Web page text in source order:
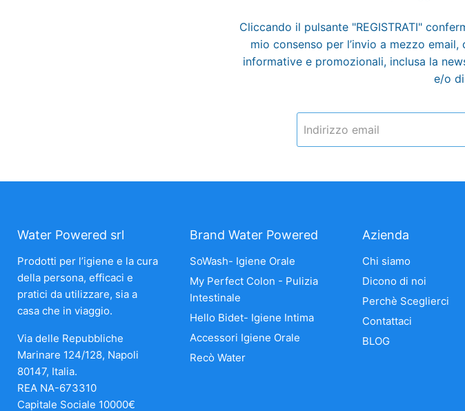
Cliccando il pulsante "REGISTRATI"
mio consenso per l’invio a mezzo
informative e promozionali, inclusa la
e/o
Indirizzo email
Water Powered srl
Prodotti per l’igiene e la cura
della persona, efficaci e
pratici da utilizzare, sia a
casa che in viaggio.
Via delle Repubbliche
Marinare 124/128, Napoli
80147, Italia.
REA NA-673310
Capitale Sociale 10000€
Brand Water Powered
SoWash- Igiene Orale
My Perfect Colon - Pulizia
Intestinale
Hello Bidet- Igiene Intima
Accessori Igiene Orale
Recò Water
Azienda
Chi siamo
Dicono di noi
Perchè Sceglierci
Contattaci
BLOG